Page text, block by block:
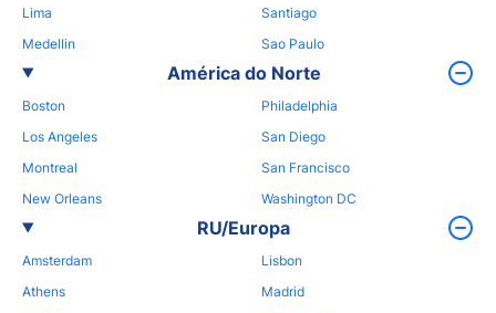
Lima
Medellin
Santiago
Sao Paulo
América do Norte
Boston
Los Angeles
Montreal
New Orleans
Philadelphia
San Diego
San Francisco
Washington DC
RU/Europa
Amsterdam
Athens
Lisbon
Madrid